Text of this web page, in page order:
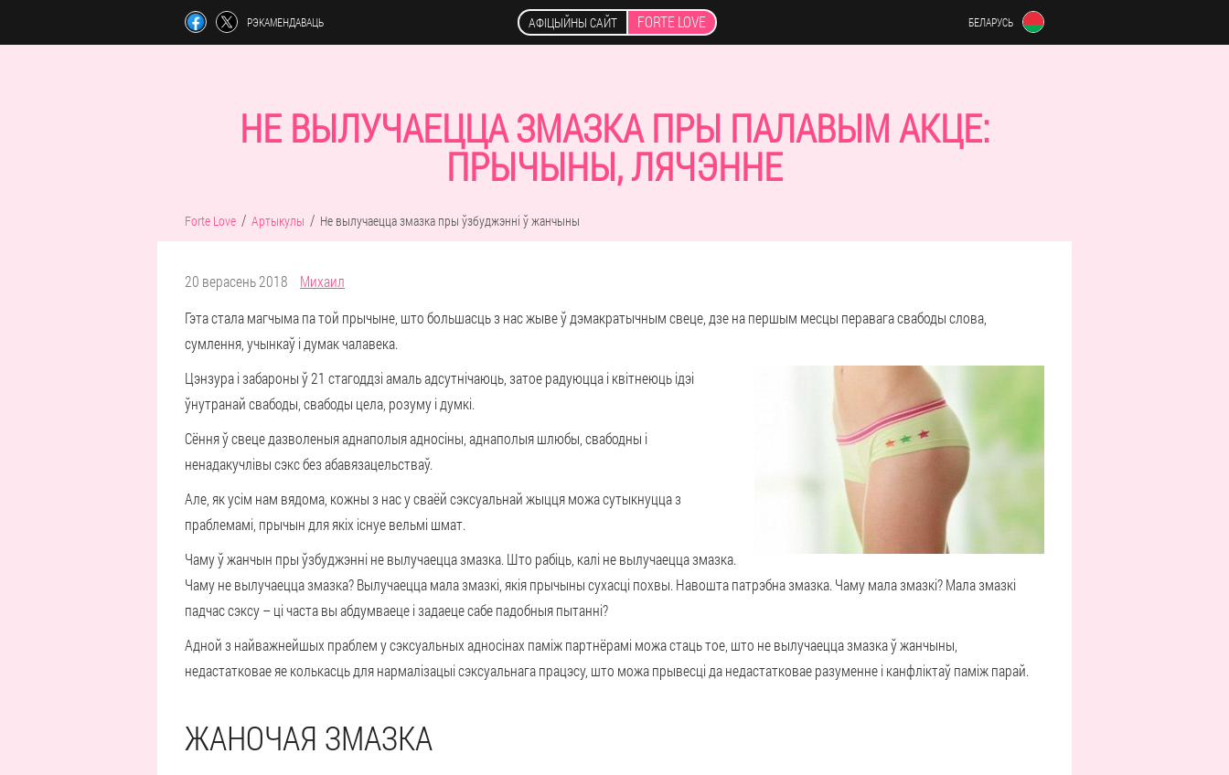
РЭКАМЕНДАВАЦЬ АФІЦЫЙНЫ САЙТ FORTE LOVE БЕЛАРУСЬ
НЕ ВЫЛУЧАЕЦЦА ЗМАЗКА ПРЫ ПАЛАВЫМ АКЦЕ:
ПРЫЧЫНЫ, ЛЯЧЭННЕ
Forte Love Артыкулы Не вылучаецца змазка пры ўзбуджэнні ў жанчыны
20 верасень 2018
Михаил
Гэта стала магчыма па той прычыне, што большасць з нас жыве ў дэмакратычным свеце, дзе на першым месцы перавага свабоды слова,
сумлення, учынкаў і думак чалавека.
Цэнзура і забароны ў 21 стагоддзі амаль адсутнічаюць, затое радуюцца і квітнеюць ідэі
ўнутранай свабоды, свабоды цела, розуму і думкі.
Сёння ў свеце дазволеныя аднаполыя адносіны, аднаполыя шлюбы, свабодны і
ненадакучлівы сэкс без абавязацельстваў.
Але, як усім нам вядома, кожны з нас у сваёй сэксуальнай жыцця можа сутыкнуцца з
праблемамі, прычын для якіх існуе вельмі шмат.
Чаму ў жанчын пры ўзбуджэнні не вылучаецца змазка. Што рабіць, калі не вылучаецца змазка.
Чаму не вылучаецца змазка? Вылучаецца мала змазкі, якія прычыны сухасці похвы. Навошта патрэбна змазка. Чаму мала змазкі? Мала змазкі
падчас сэксу – ці часта вы абдумваеце і задаеце сабе падобныя пытанні?
Адной з найважнейшых праблем у сэксуальных адносінах паміж партнёрамі можа стаць тое, што не вылучаецца змазка ў жанчыны,
недастатковае яе колькасць для нармалізацыі сэксуальнага працэсу, што можа прывесці да недастатковае разуменне і канфліктаў паміж парай.
ЖАНОЧАЯ ЗМАЗКА